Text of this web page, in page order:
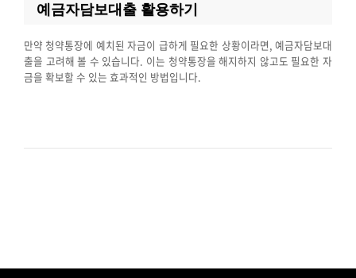
예금자담보대출 활용하기
만약 청약통장에 예치된 자금이 급하게 필요한 상황이라면, 예금자담보대
출을 고려해 볼 수 있습니다. 이는 청약통장을 해지하지 않고도 필요한 자
금을 확보할 수 있는 효과적인 방법입니다.